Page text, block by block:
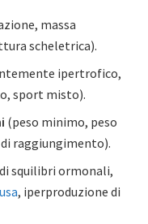
massa
scheletrica).
ipertrofico,
sport misto).
(peso minimo, peso
raggiungimento).
squilibri ormonali,
, iperproduzione di